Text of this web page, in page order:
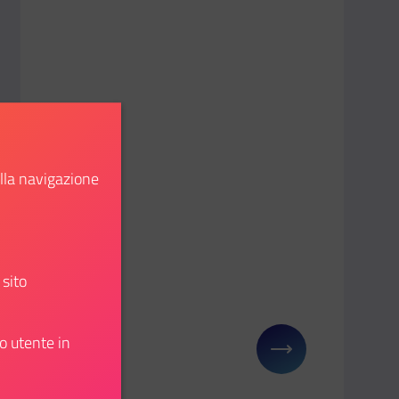
il bando del Comitato europeo delle Regioni per
Il link ti porterà ad avere maggiori dettagli su:
Scopri
navigazione
utente in